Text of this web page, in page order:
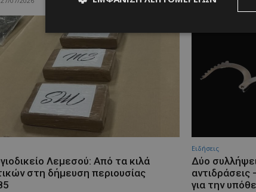
24/07/
Λεμεσού: Από τα κιλά
στη δήμευση περιουσίας
Ειδήσεις
Δύο
αντιδράσεις
για την